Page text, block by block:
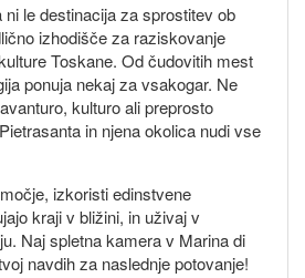
ni le destinacija za sprostitev ob
izhodišče za raziskovanje
Toskane. Od čudovitih mest
ponuja nekaj za vsakogar. Ne
kulturo ali preprosto
in njena okolica nudi vse
izkoristi edinstvene
kraji v bližini, in uživaj v
Naj spletna kamera v Marina di
navdih za naslednje potovanje!